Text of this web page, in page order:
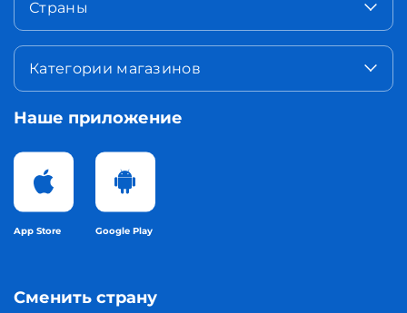
Страны
Категории магазинов
Наше приложение
App Store Google Play
Сменить страну